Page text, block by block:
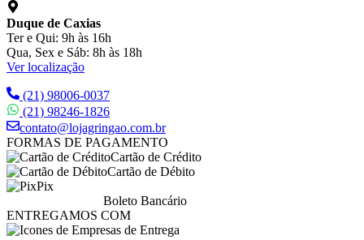
Duque de Caxias
Ter e Qui: 9h às 16h
Qua, Sex e Sáb: 8h às 18h
Ver localização
(21) 98006-0037
(21) 98246-1826
contato@lojagringao.com.br
FORMAS DE PAGAMENTO
Cartão de Crédito
Cartão de Débito
Pix
Boleto Bancário
ENTREGAMOS COM